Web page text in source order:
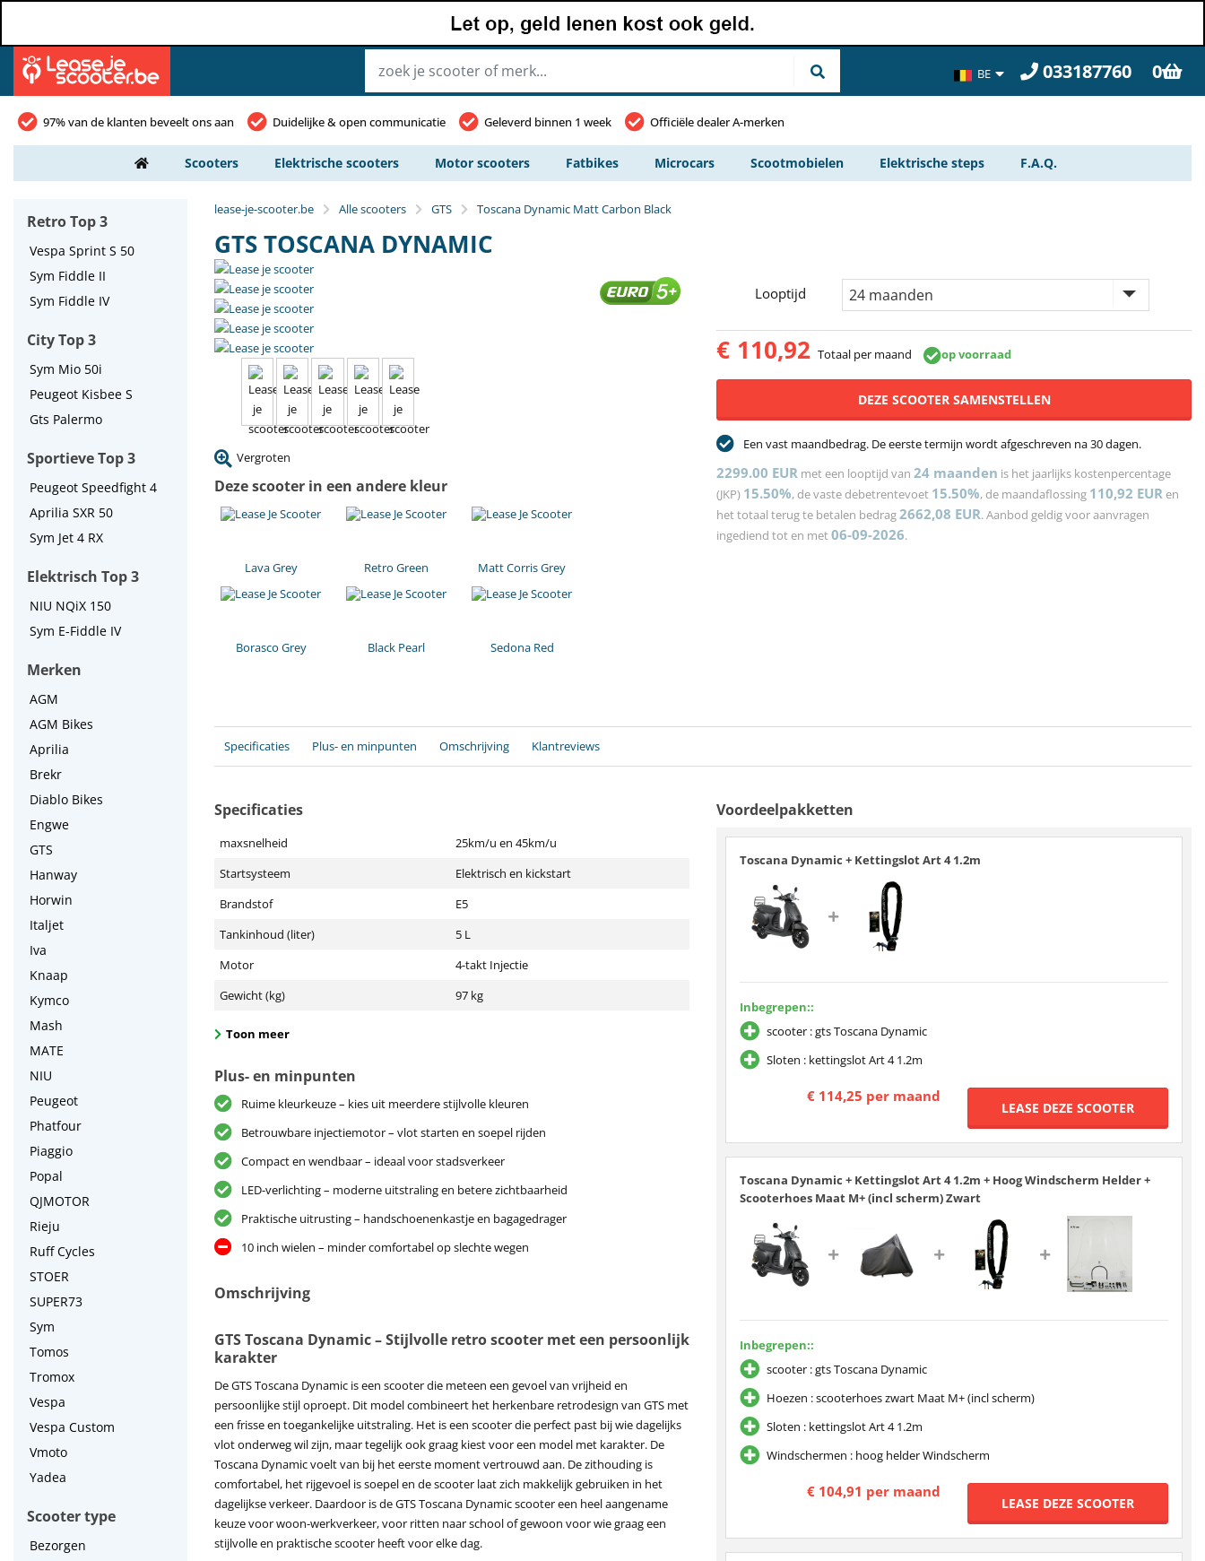
BE 033187760 0
97% van de klanten beveelt ons aan Duidelijke & open communicatie Geleverd binnen 1 week Officiële dealer A-merken
Scooters Elektrische scooters Motor scooters Fatbikes Microcars Scootmobielen Elektrische steps F.A.Q.
Retro Top 3
Vespa Sprint S 50
Sym Fiddle II
Sym Fiddle IV
City Top 3
Sym Mio 50i
Peugeot Kisbee S
Gts Palermo
Sportieve Top 3
Peugeot Speedfight 4
Aprilia SXR 50
Sym Jet 4 RX
Elektrisch Top 3
NIU NQiX 150
Sym E-Fiddle IV
Merken
AGM
AGM Bikes
Aprilia
Brekr
Diablo Bikes
Engwe
GTS
Hanway
Horwin
Italjet
Iva
Knaap
Kymco
Mash
MATE
NIU
Peugeot
Phatfour
Piaggio
Popal
QJMOTOR
Rieju
Ruff Cycles
STOER
SUPER73
Sym
Tomos
Tromox
Vespa
Vespa Custom
Vmoto
Yadea
Scooter type
Bezorgen
lease-je-scooter.be Alle scooters GTS Toscana Dynamic Matt Carbon Black
GTS TOSCANA DYNAMIC
Vergroten
Deze scooter in een andere kleur
Lava Grey Retro Green Matt Corris Grey
Borasco Grey Black Pearl Sedona Red
Looptijd
€ 110,92 Totaal per maand op voorraad
DEZE SCOOTER SAMENSTELLEN
Een vast maandbedrag. De eerste termijn wordt afgeschreven na 30 dagen.
2299.00 EUR met een looptijd van 24 maanden is het jaarlijks kostenpercentage
(JKP) 15.50%, de vaste debetrentevoet 15.50%, de maandaflossing 110,92 EUR en
het totaal terug te betalen bedrag2662,08 EUR. Aanbod geldig voor aanvragen
ingediend tot en met06-09-2026.
Specificaties Plus- en minpunten Omschrijving Klantreviews
Specificaties
maxsnelheid
25km/u en 45km/u
Startsysteem
Elektrisch en kickstart
Brandstof
E5
Tankinhoud (liter)
5 L
Motor
4-takt Injectie
Gewicht (kg)
97 kg
Toon meer
Plus- en minpunten
Ruime kleurkeuze – kies uit meerdere stijlvolle kleuren
Betrouwbare injectiemotor – vlot starten en soepel rijden
Compact en wendbaar – ideaal voor stadsverkeer
LED-verlichting – moderne uitstraling en betere zichtbaarheid
Praktische uitrusting – handschoenenkastje en bagagedrager
10 inch wielen – minder comfortabel op slechte wegen
Omschrijving
GTS Toscana Dynamic – Stijlvolle retro scooter met een persoonlijk
karakter
De GTS Toscana Dynamic is een scooter die meteen een gevoel van vrijheid en
persoonlijke stijl oproept. Dit model combineert het herkenbare retrodesign van GTS met
een frisse en toegankelijke uitstraling. Het is een scooter die perfect past bij wie dagelijks
vlot onderweg wil zijn, maar tegelijk ook graag kiest voor een model met karakter. De
Toscana Dynamic voelt van bij het eerste moment vertrouwd aan. De zithouding is
comfortabel, het rijgevoel is soepel en de scooter laat zich makkelijk gebruiken in het
dagelijkse verkeer. Daardoor is de GTS Toscana Dynamic scooter een heel aangename
keuze voor woon-werkverkeer, voor ritten naar school of gewoon voor wie graag een
stijlvolle en praktische scooter heeft voor elke dag.
Voordeelpakketten
Toscana Dynamic + Kettingslot Art 4 1.2m
Inbegrepen::
scooter : gts Toscana Dynamic
Sloten : kettingslot Art 4 1.2m
€ 114,25 per maand
Toscana Dynamic + Kettingslot Art 4 1.2m + Hoog Windscherm Helder +
Scooterhoes Maat M+ (incl scherm) Zwart
Inbegrepen::
scooter : gts Toscana Dynamic
Hoezen : scooterhoes zwart Maat M+ (incl scherm)
Sloten : kettingslot Art 4 1.2m
Windschermen : hoog helder Windscherm
€ 104,91 per maand